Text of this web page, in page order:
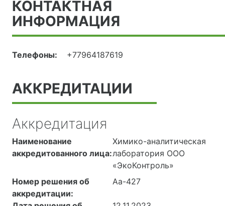
КОНТАКТНАЯ
ИНФОРМАЦИЯ
Телефоны: +77964187619
АККРЕДИТАЦИИ
Аккредитация
Наименование
аккредитованного лица:
Химико-аналитическая
лаборатория ООО
«ЭкоКонтроль»
Номер решения об
аккредитации:
Аа-427